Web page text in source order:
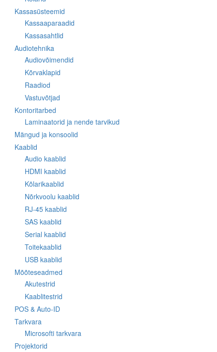
Kassasüsteemid
Kassaaparaadid
Kassasahtlid
Audiotehnika
Audiovõimendid
Kõrvaklapid
Raadiod
Vastuvõtjad
Kontoritarbed
Laminaatorid ja nende tarvikud
Mängud ja konsoolid
Kaablid
Audio kaablid
HDMI kaablid
Kõlarikaablid
Nõrkvoolu kaablid
RJ-45 kaablid
SAS kaablid
Serial kaablid
Toitekaablid
USB kaablid
Mõõteseadmed
Akutestrid
Kaablitestrid
POS & Auto-ID
Tarkvara
Microsofti tarkvara
Projektorid